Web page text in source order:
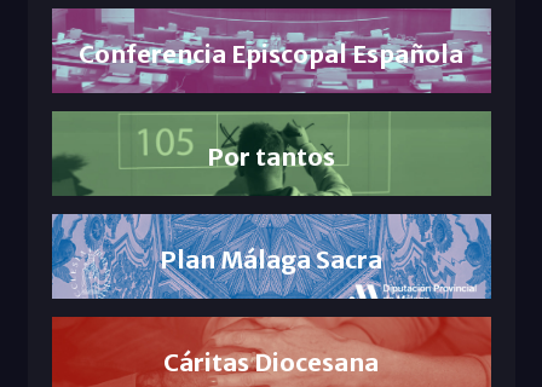
Conferencia Episcopal Española
Por tantos
Plan Málaga Sacra
Cáritas Diocesana